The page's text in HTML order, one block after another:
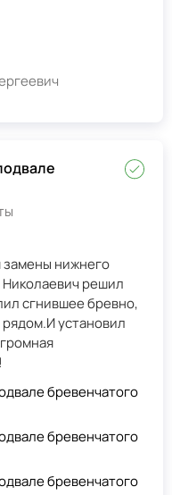
замены нижнего
сгнившее бревно,
установил